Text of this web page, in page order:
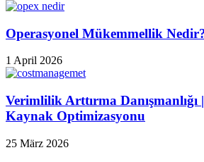
Operasyonel Mükemmellik
1 April 2026
Verimlilik Arttırma Danışmanlığı
Kaynak Optimizasyonu
25 März 2026